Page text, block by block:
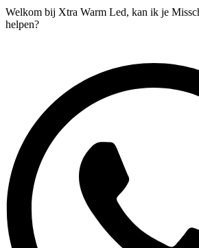
Welkom bij Xtra Warm Led, kan ik je
helpen?